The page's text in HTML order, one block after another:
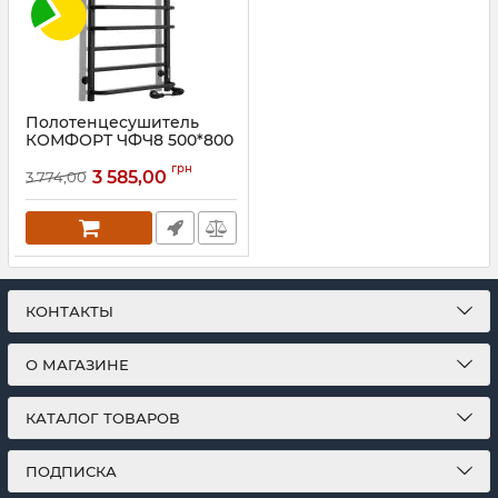
Полотенцесушитель
КОМФОРТ ЧФЧ8 500*800
Артикул: 73207643
3 774,00 3 585,00 грн
КОНТАКТЫ
О МАГАЗИНЕ
КАТАЛОГ ТОВАРОВ
ПОДПИСКА